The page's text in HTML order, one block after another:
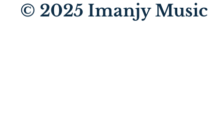
© 2025 Imanjy Music